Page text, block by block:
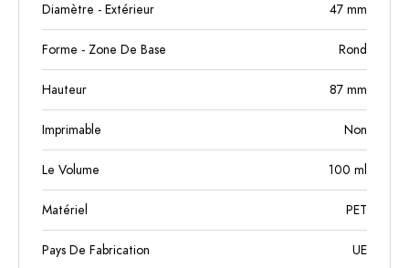
Diamètre - Extérieur 47 mm
Forme - Zone De Base Rond
Hauteur 87 mm
Imprimable Non
Le Volume 100 ml
Matériel PET
Pays De Fabrication UE